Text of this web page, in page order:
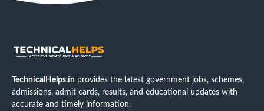
TechnicalHelps.in provides the latest government jobs, schemes,
admissions, admit cards, results, and educational updates with
accurate and timely information.